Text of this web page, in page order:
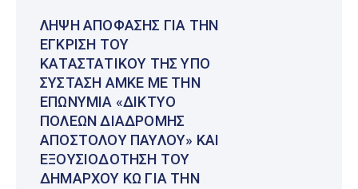
ΛΉΨΗ ΑΠΌΦΑΣΗΣ ΓΙΑ ΤΗΝ
ΈΓΚΡΙΣΗ ΤΟΥ
ΚΑΤΑΣΤΑΤΙΚΟΎ ΤΗΣ ΥΠΌ
ΣΎΣΤΑΣΗ ΑΜΚΕ ΜΕ ΤΗΝ
ΕΠΩΝΥΜΊΑ «ΔΊΚΤΥΟ
ΠΌΛΕΩΝ ΔΙΑΔΡΟΜΉΣ
ΑΠΟΣΤΌΛΟΥ ΠΑΎΛΟΥ» ΚΑΙ
ΕΞΟΥΣΙΟΔΌΤΗΣΗ ΤΟΥ
ΔΗΜΆΡΧΟΥ ΚΩ ΓΙΑ ΤΗΝ